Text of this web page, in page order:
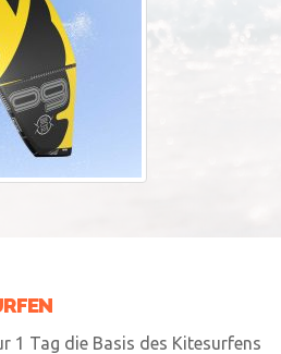
1 Tag die Basis des Kitesurfens